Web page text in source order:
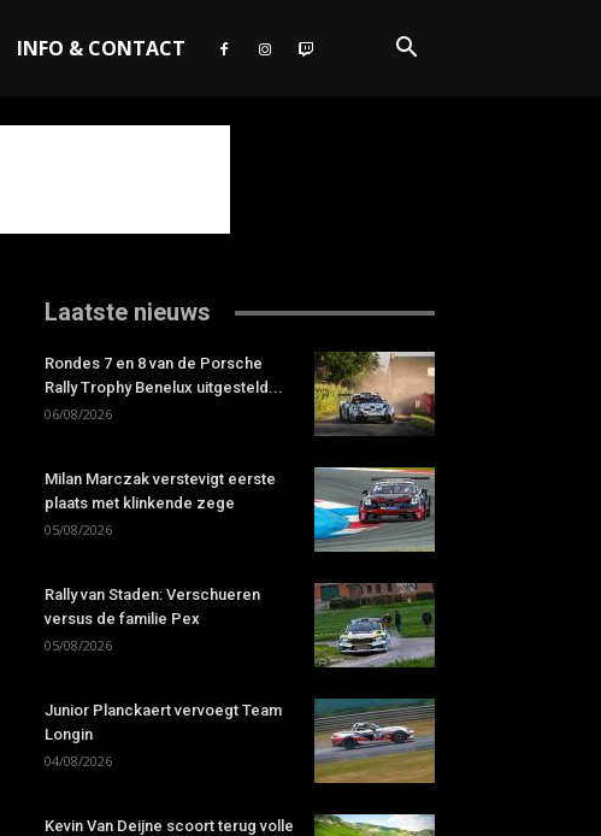
INFO & CONTACT
Laatste nieuws
Rondes 7 en 8 van de Porsche
Rally Trophy Benelux uitgesteld...
06/08/2026
Milan Marczak verstevigt eerste
plaats met klinkende zege
05/08/2026
Rally van Staden: Verschueren
versus de familie Pex
05/08/2026
Junior Planckaert vervoegt Team
Longin
04/08/2026
Kevin Van Deijne scoort terug volle